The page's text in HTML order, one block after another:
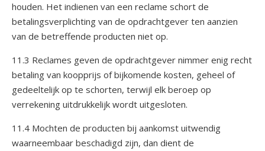
houden. Het indienen van een reclame schort de
betalingsverplichting van de opdrachtgever ten aanzien
van de betreffende producten niet op.
11.3 Reclames geven de opdrachtgever nimmer enig recht
betaling van koopprijs of bijkomende kosten, geheel of
gedeeltelijk op te schorten, terwijl elk beroep op
verrekening uitdrukkelijk wordt uitgesloten.
11.4 Mochten de producten bij aankomst uitwendig
waarneembaar beschadigd zijn, dan dient de